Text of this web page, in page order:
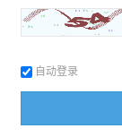
自动登录